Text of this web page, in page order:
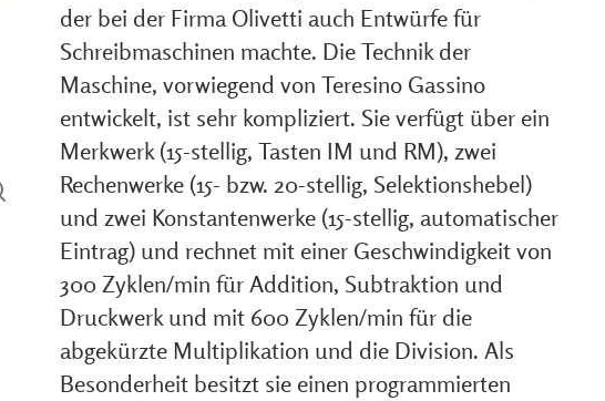
der bei der Firma Olivetti auch Entwürfe für
Schreibmaschinen machte. Die Technik der
Maschine, vorwiegend von Teresino Gassino
entwickelt, ist sehr kompliziert. Sie verfügt über ein
Merkwerk (15-stellig, Tasten IM und RM), zwei
Rechenwerke (15- bzw. 20-stellig, Selektionshebel)
und zwei Konstantenwerke (15-stellig, automatischer
Eintrag) und rechnet mit einer Geschwindigkeit von
300 Zyklen/min für Addition, Subtraktion und
Druckwerk und mit 600 Zyklen/min für die
abgekürzte Multiplikation und die Division. Als
Besonderheit besitzt sie einen programmierten